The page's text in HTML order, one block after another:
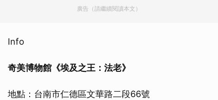
廣告（請繼續閱讀本文）
Info
奇美博物館《埃及之王：法老》
地點：台南市仁德區文華路二段66號